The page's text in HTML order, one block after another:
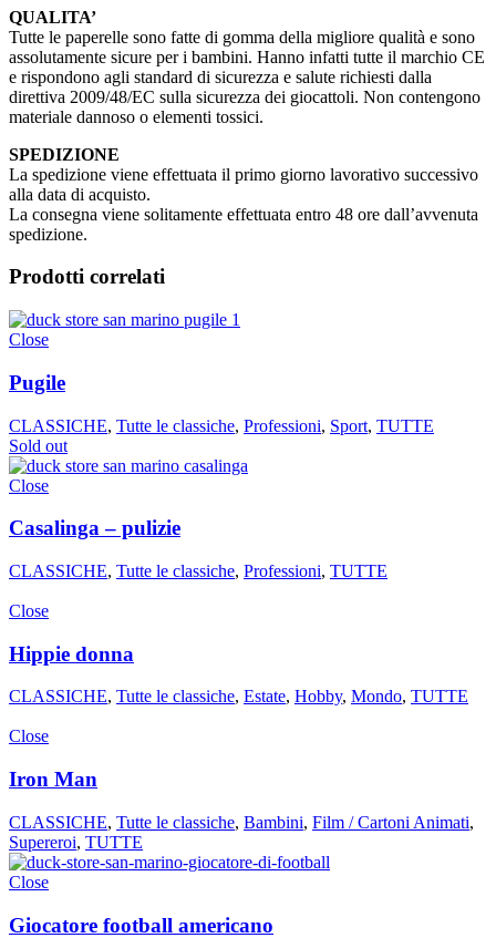
QUALITA’
Tutte le paperelle sono fatte di gomma della migliore qualità e sono
assolutamente sicure per i bambini. Hanno infatti tutte il marchio CE
e rispondono agli standard di sicurezza e salute richiesti dalla
direttiva 2009/48/EC sulla sicurezza dei giocattoli. Non contengono
materiale dannoso o elementi tossici.
SPEDIZIONE
La spedizione viene effettuata il primo giorno lavorativo successivo
alla data di acquisto.
La consegna viene solitamente effettuata entro 48 ore dall’avvenuta
spedizione.
Prodotti correlati
Close
Pugile
CLASSICHE, Tutte le classiche, Professioni, Sport, TUTTE
Sold out
Close
Casalinga – pulizie
CLASSICHE, Tutte le classiche, Professioni, TUTTE
Close
Hippie donna
CLASSICHE, Tutte le classiche, Estate, Hobby, Mondo, TUTTE
Close
Iron Man
CLASSICHE, Tutte le classiche, Bambini, Film / Cartoni Animati,
Supereroi, TUTTE
Close
Giocatore football americano